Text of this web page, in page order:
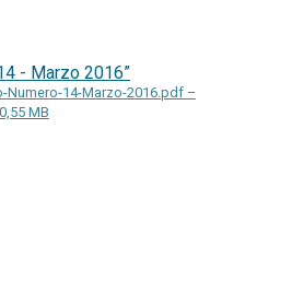
- Marzo 2016”
Numero-14-Marzo-2016.pdf –
MB